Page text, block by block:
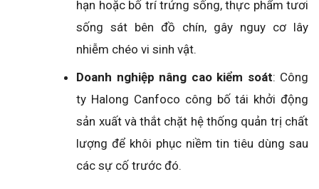
hạn hoặc bố trí trứng sống, thực phẩm tươi
sống sát bên đồ chín, gây nguy cơ lây
nhiễm chéo vi sinh vật.
Doanh nghiệp nâng cao kiểm soát: Công
ty Halong Canfoco công bố tái khởi động
sản xuất và thắt chặt hệ thống quản trị chất
lượng để khôi phục niềm tin tiêu dùng sau
các sự cố trước đó.